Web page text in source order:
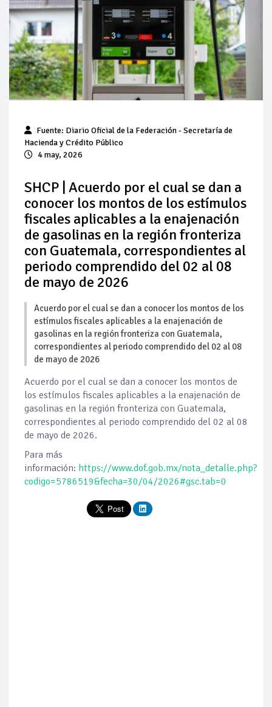
Baja 5% más el precio internacional del crudo por posible
acuerdo de paz
Aumentan 83% ventas de diésel Pemex: PetroIntelligence
Aumenta la producción de hidrocarburos de Pemex; aún
está lejos de la meta
Medio Oriente
Cautela en el mercado por conversaciones Irán-Omán
mantienen precios al alza
Fuente: Diario Oficial de la Federación - Secretaría de
Hacienda y Crédito Público
4 may, 2026
SHCP | Acuerdo por el cual se dan a
conocer los montos de los estímulos
fiscales aplicables a la enajenación
de gasolinas en la región fronteriza
con Guatemala, correspondientes al
periodo comprendido del 02 al 08
de mayo de 2026
Acuerdo por el cual se dan a conocer los montos de los
estímulos fiscales aplicables a la enajenación de
gasolinas en la región fronteriza con Guatemala,
correspondientes al periodo comprendido del 02 al 08
de mayo de 2026
Acuerdo por el cual se dan a conocer los montos de
los estímulos fiscales aplicables a la enajenación de
gasolinas en la región fronteriza con Guatemala,
correspondientes al periodo comprendido del 02 al 08
de mayo de 2026.
Para más
información: https://www.dof.gob.mx/nota_detalle.php?
codigo=5786519&fecha=30/04/2026#gsc.tab=0